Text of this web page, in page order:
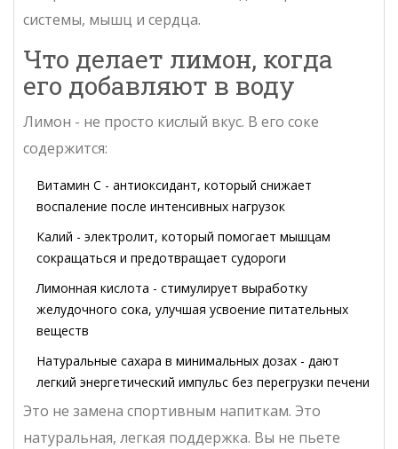
системы, мышц и сердца.
Что делает лимон, когда
его добавляют в воду
Лимон - не просто кислый вкус. В его соке
содержится:
Витамин С - антиоксидант, который снижает
воспаление после интенсивных нагрузок
Калий - электролит, который помогает мышцам
сокращаться и предотвращает судороги
Лимонная кислота - стимулирует выработку
желудочного сока, улучшая усвоение питательных
веществ
Натуральные сахара в минимальных дозах - дают
легкий энергетический импульс без перегрузки печени
Это не замена спортивным напиткам. Это
натуральная, легкая поддержка. Вы не пьете